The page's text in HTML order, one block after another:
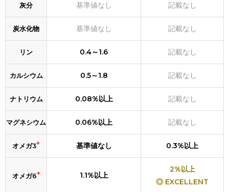
灰分 基準値なし 記載なし
炭水化物 基準値なし 記載なし
リン 0.4～1.6 記載なし
カルシウム 0.5～1.8 記載なし
ナトリウム 0.08%以上 記載なし
マグネシウム 0.06%以上 記載なし
オメガ3* 基準値なし 0.3%以上
オメガ6* 1.1%以上
2%以上
◎ EXCELLENT